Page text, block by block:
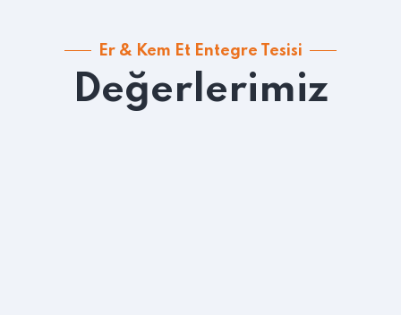
Er & Kem Et Entegre Tesisi
Değerlerimiz